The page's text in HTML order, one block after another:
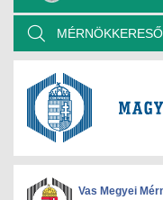
MÉRNÖKKERESŐ
Vas Megyei